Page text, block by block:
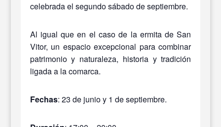
celebrada el segundo sábado de septiembre.
Al igual que en el caso de la ermita de San
Vitor, un espacio excepcional para combinar
patrimonio y naturaleza, historia y tradición
ligada a la comarca.
Fechas: 23 de junio y 1 de septiembre.